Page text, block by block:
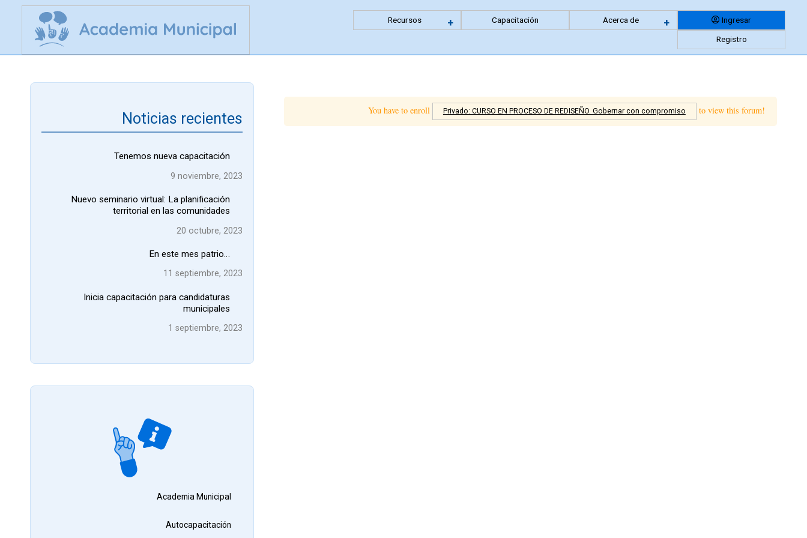
Recursos +ExpandirCapacitación Acerca de +Expandir
Ingresar
Registro
You have to enroll Privado: CURSO EN PROCESO DE REDISEÑO. Gobernar con compromiso to view this forum!
Noticias recientes
Tenemos nueva capacitación
9 noviembre, 2023
Nuevo seminario virtual: La planificación
territorial en las comunidades
20 octubre, 2023
En este mes patrio…
11 septiembre, 2023
Inicia capacitación para candidaturas
municipales
1 septiembre, 2023
Academia Municipal
Autocapacitación